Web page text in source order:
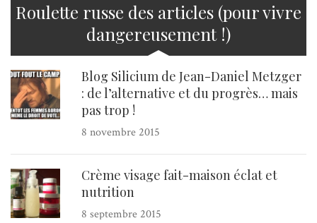
Roulette russe des articles (pour vivre
dangereusement !)
Blog Silicium de Jean-Daniel Metzger
: de l’alternative et du progrès… mais
pas trop !
8 novembre 2015
Crème visage fait-maison éclat et
nutrition
8 septembre 2015